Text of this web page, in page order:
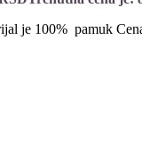
je 100% pamuk